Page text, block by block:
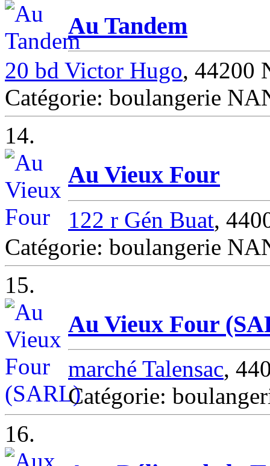
Au Tandem
20 bd Victor Hugo, 44200
Catégorie: boulangerie
14.
Au Vieux Four
122 r Gén Buat,
Catégorie: boulangerie
15.
Au Vieux Four
marché Talensac,
Catégorie:
16.